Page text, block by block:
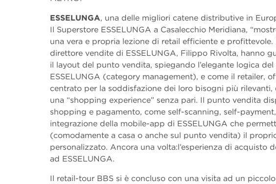
ESSELUNGA, una delle migliori catene distributive in
Il Superstore ESSELUNGA a Casalecchio Meridiana,
una vera e propria lezione di retail efficiente e profittevole.
direttore vendite di ESSELUNGA, Filippo Rivolta, hanno
il layout del punto vendita, spiegando l’elegante logica
ESSELUNGA (category management), e come il retailer,
centrato per la soddisfazione dei loro bisogni più
una “shopping experience” senza pari. Il punto vendita
shopping e pagamento, come self-scanning, self-
integrazione della mobile-app di ESSELUNGA che
(comodamente a casa o anche sul punto vendita) il
personalizzato. Ancora una volta:l’esperienza di acquisto
ad ESSELUNGA.
Il retail-tour BBS si è concluso con una visita ad un